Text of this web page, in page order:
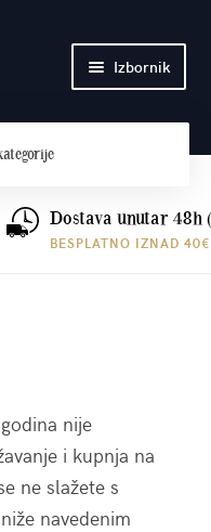
Izbornik
Dostava unutar 48h
BESPLATNO IZNAD 40€
nije
i kupnja na
ne slažete s
navedenim